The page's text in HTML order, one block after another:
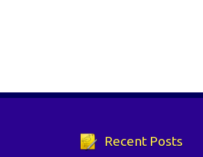
Recent Posts